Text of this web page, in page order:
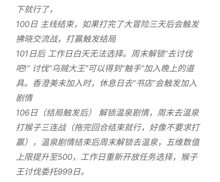
下就行了，
100日 主线结束，如果打完了大冒险三天后会触发
拂晓交流战，打赢触发结局
101日后 工作日白天无法选择。周末解锁“去讨伐
吧!” 讨伐“乌贼大王”可以得到“触手”加入晚上的道
具。香澄美未加入时，休息日去“书店”会触发加入
剧情
106日（结局触发后） 解锁温泉剧情，周末去温泉
打猴子三连战（拖完回合结束就行，好像不要求打
赢），温泉剧情结束后周末解锁去温泉，五维数值
上限提升至500，工作日重新开放任务选择，猴子
王讨伐委托999日。